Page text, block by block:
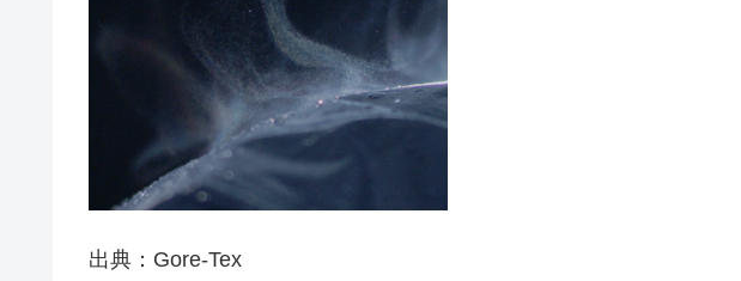
出典：Gore-Tex